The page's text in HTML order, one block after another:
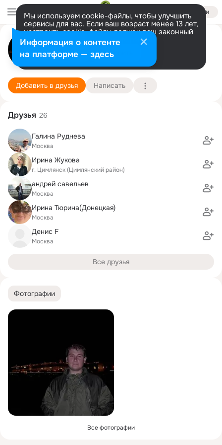
Войти
Мы используем cookie-файлы, чтобы улучшить
сервисы для вас. Если ваш возраст менее 13 лет,
настроить cookie-файлы должен ваш законный
представитель. Больше информации
Разрешить все Настроить
владимир Cтожаров
москва
10 января (46 лет)
Школа 69 им. Б.Ш. Окуджавы (сПодробнее
Добавить в друзья Написать
Фотографии
Все фотографии
Друзья 26
Галина Руднева
Москва
Ирина Жукова
г. Цимлянск (Цимлянский район)
андрей савельев
Москва
Ирина Тюрина(Донецкая)
Москва
Денис F
Москва
Все друзья
Информация о контенте
на платформе — здесь